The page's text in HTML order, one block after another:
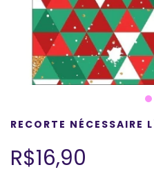
RECORTE NÉCESSAIRE
R$16,90